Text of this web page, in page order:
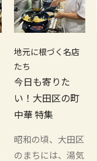
地元に根づく名店
たち
今日も寄りた
い！大田区の町
中華 特集
昭和の頃、大田区
のまちには、湯気